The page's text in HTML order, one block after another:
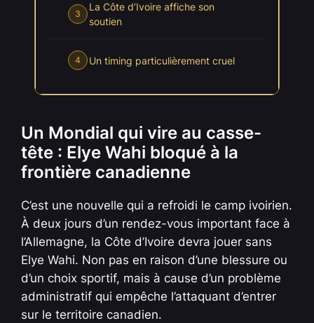
3
La Côte d’Ivoire affiche son
soutien
4 Un timing particulièrement cruel
Un Mondial qui vire au casse-
tête : Elye Wahi bloqué à la
frontière canadienne
C’est une nouvelle qui a refroidi le camp ivoirien.
À deux jours d’un rendez-vous important face à
l’Allemagne, la Côte d’Ivoire devra jouer sans
Elye Wahi. Non pas en raison d’une blessure ou
d’un choix sportif, mais à cause d’un problème
administratif qui empêche l’attaquant d’entrer
sur le territoire canadien.